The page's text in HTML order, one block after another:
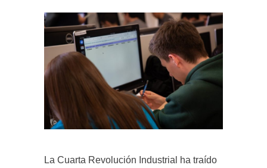
La Cuarta Revolución Industrial ha traído